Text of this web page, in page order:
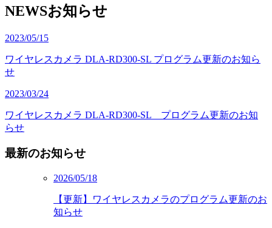
NEWSお知らせ
2023/05/15
ワイヤレスカメラ DLA-RD300-SL プログラム更新のお知ら
せ
2023/03/24
ワイヤレスカメラ DLA-RD300-SL プログラム更新のお知
らせ
最新のお知らせ
2026/05/18
【更新】ワイヤレスカメラのプログラム更新のお
知らせ